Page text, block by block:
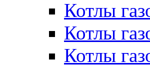
Котлы
Котлы
Котлы